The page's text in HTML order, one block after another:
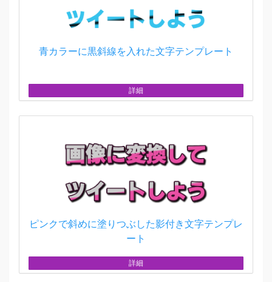
青カラーに黒斜線を入れた文字テンプレート
詳細
ピンクで斜めに塗りつぶした影付き文字テンプレ
ート
詳細